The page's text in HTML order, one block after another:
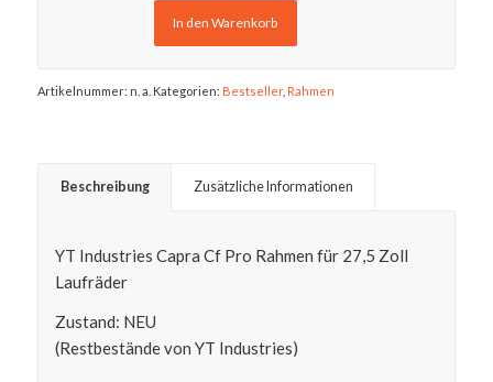
In den Warenkorb
Artikelnummer: n. a. Kategorien: Bestseller, Rahmen
Beschreibung Zusätzliche Informationen
YT Industries Capra Cf Pro Rahmen für 27,5 Zoll
Laufräder
Zustand: NEU
(Restbestände von YT Industries)